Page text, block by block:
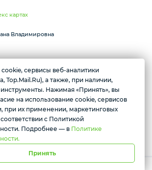
картах
Владимировна
г. Алушта ул. Виноградная 32
17:00
Условия доставки
сервисы веб-аналитики
Top.Mail.Ru), а также, при наличии,
Нажимая «Принять», вы
на использование cookie, сервисов
при их применении, маркетинговых
с Политикой
Подробнее — в Политике
Принять
подозвать сотрудника
Нет